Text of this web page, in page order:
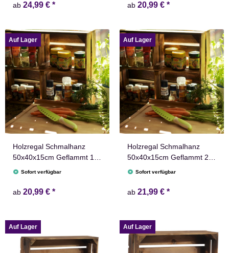
ab 24,99 € * ab 20,99 € *
Auf Lager
Holzregal Schmalhanz
50x40x15cm Geflammt 1x
langes Regal
Sofort verfügbar
ab 20,99 € *
Auf Lager
Holzregal Schmalhanz
50x40x15cm Geflammt 2x
kurzes Regal
Sofort verfügbar
ab 21,99 € *
Auf Lager Auf Lager